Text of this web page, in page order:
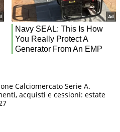
Calciomercato Serie A.
acquisti e cessioni: estate